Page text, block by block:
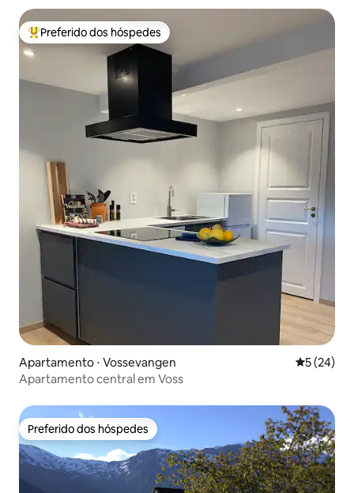
Entre os melhores preferidos dos hóspedes
Preferido dos hóspedes
Apartamento ⋅ Vossevangen 5 de uma
5 (24)
Apartamento central em Voss
Preferido dos hóspedes
Preferido dos hóspedes